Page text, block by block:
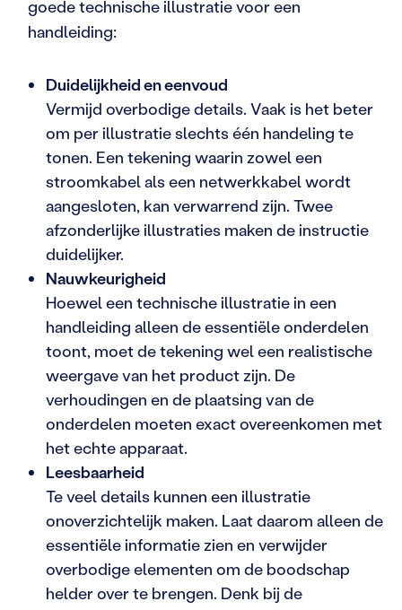
goede technische illustratie voor een
handleiding:
Duidelijkheid en eenvoud
Vermijd overbodige details. Vaak is het beter
om per illustratie slechts één handeling te
tonen. Een tekening waarin zowel een
stroomkabel als een netwerkkabel wordt
aangesloten, kan verwarrend zijn. Twee
afzonderlijke illustraties maken de instructie
duidelijker.
Nauwkeurigheid
Hoewel een technische illustratie in een
handleiding alleen de essentiële onderdelen
toont, moet de tekening wel een realistische
weergave van het product zijn. De
verhoudingen en de plaatsing van de
onderdelen moeten exact overeenkomen met
het echte apparaat.
Leesbaarheid
Te veel details kunnen een illustratie
onoverzichtelijk maken. Laat daarom alleen de
essentiële informatie zien en verwijder
overbodige elementen om de boodschap
helder over te brengen. Denk bij de